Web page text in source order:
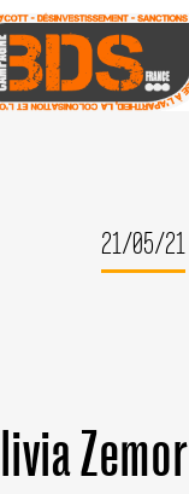
21/05/21
Zemor